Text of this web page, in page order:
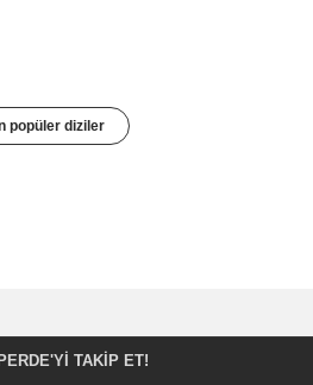
popüler diziler
TAKIP ET!